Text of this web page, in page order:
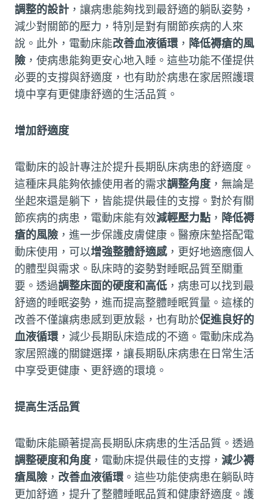
調整的設計 ，讓病患能夠找到最舒適的躺臥姿勢，
減少對關節的壓力，特別是對有關節疾病的人來
說。此外，電動床能改善血液循環 ， 降低褥瘡的風
險 ，使病患能夠更安心地入睡。這些功能不僅提供
必要的支撐與舒適度，也有助於病患在家居照護環
境中享有更健康舒適的生活品質。
增加舒適度
電動床的設計專注於提升長期臥床病患的舒適度。
這種床具能夠依據使用者的需求調整角度 ，無論是
坐起來還是躺下，皆能提供最佳的支撐。對於有關
節疾病的病患，電動床能有效減輕壓力點 ， 降低褥
瘡的風險 ，進一步保護皮膚健康。醫療床墊搭配電
動床使用，可以增強整體舒適感，更好地適應個人
的體型與需求。臥床時的姿勢對睡眠品質至關重
要。透過調整床面的硬度和高低 ，病患可以找到最
舒適的睡眠姿勢，進而提高整體睡眠質量。這樣的
改善不僅讓病患感到更放鬆，也有助於促進良好的
血液循環 ，減少長期臥床造成的不適。電動床成為
家居照護的關鍵選擇，讓長期臥床病患在日常生活
中享受更健康、更舒適的環境。
提高生活品質
電動床能顯著提高長期臥床病患的生活品質。透過
調整硬度和角度 ，電動床提供最佳的支撐， 減少褥
瘡風險 ， 改善血液循環 。這些功能使病患在躺臥時
更加舒適，提升了整體睡眠品質和健康舒適度。護